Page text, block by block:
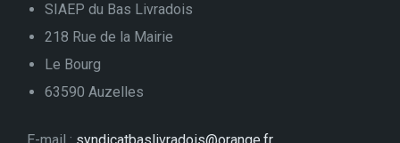
SIAEP du Bas Livradois
218 Rue de la Mairie
Le Bourg
63590 Auzelles